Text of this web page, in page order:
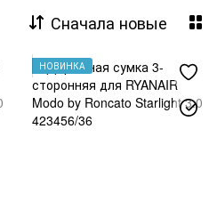
Сначала новые
НОВИНКА